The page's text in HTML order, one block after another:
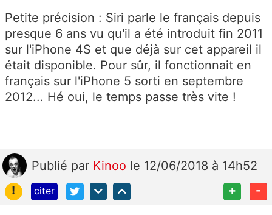
Petite précision : Siri parle le français depuis
presque 6 ans vu qu'il a été introduit fin 2011
sur l'iPhone 4S et que déjà sur cet appareil il
était disponible. Pour sûr, il fonctionnait en
français sur l'iPhone 5 sorti en septembre
2012... Hé oui, le temps passe très vite !
Publié par Kinoo le 12/06/2018 à 14h52
!
citer + -